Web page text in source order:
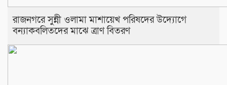
রাজনগরে সুন্নী ওলামা মাশায়েখ পরিষদের উদ্যোগে
বন্যাকবলিতদের মাঝে ত্রাণ বিতরণ